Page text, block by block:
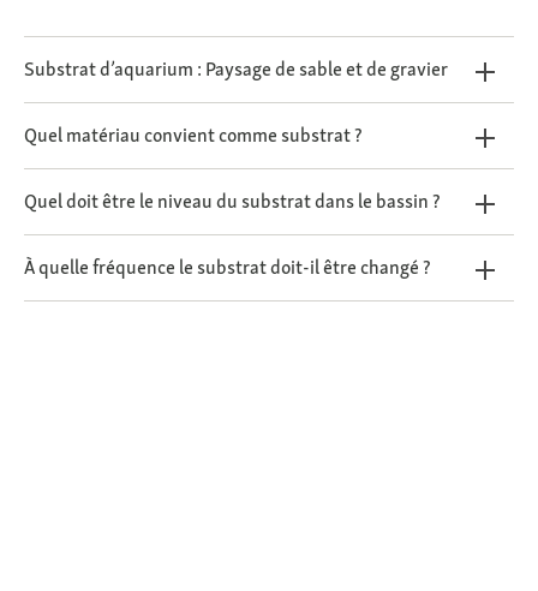
Substrat d’aquarium : Paysage de sable et de gravier
Quel matériau convient comme substrat ?
Quel doit être le niveau du substrat dans le bassin ?
À quelle fréquence le substrat doit-il être changé ?